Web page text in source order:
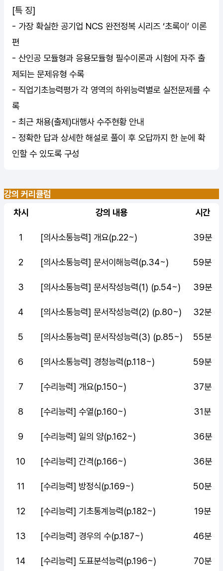
[특 징]
- 가장 확실한 공기업 NCS 완전정복 시리즈 ‘초록이’ 이론
편
- 산인공 모듈형과 응용모듈형 필수이론과 시험에 자주 출
제되는 문제유형 수록
- 직업기초능력평가 각 영역의 하위능력별로 실전문제를 수
록
- 최근 채용(출제)대행사 수주현황 안내
- 정확한 답과 상세한 해설로 풀이 후 오답까지 한 눈에 확
인할 수 있도록 구성
강의 커리큘럼
차시
강의 내용 시간
1 [의사소통능력] 개요(p.22~) 39분
2 [의사소통능력] 문서이해능력(p.34~) 59분
3 [의사소통능력] 문서작성능력(1) (p.54~) 39분
4 [의사소통능력] 문서작성능력(2) (p.80~) 32분
5 [의사소통능력] 문서작성능력(3) (p.85~) 55분
6 [의사소통능력] 경청능력(p.118~) 59분
7 [수리능력] 개요(p.150~) 37분
8 [수리능력] 수열(p.160~) 31분
9 [수리능력] 일의 양(p.162~) 36분
10 [수리능력] 간격(p.166~) 36분
11 [수리능력] 방정식(p.169~) 50분
12 [수리능력] 기초통계능력(p.182~) 19분
13 [수리능력] 경우의 수(p.187~) 46분
14 [수리능력] 도표분석능력(p.196~) 70분